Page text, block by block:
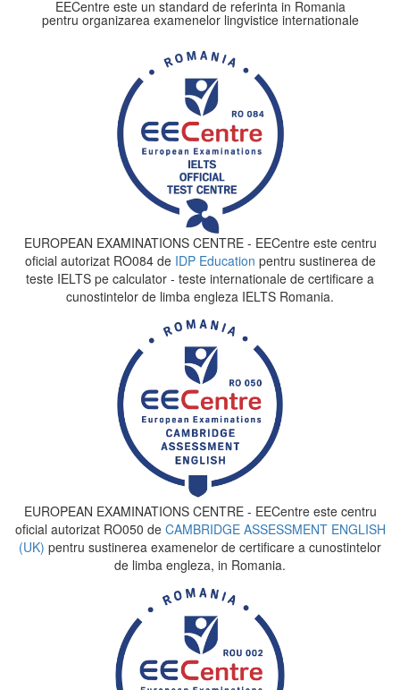
EECentre este un standard de referinta in Romania
pentru organizarea examenelor lingvistice internationale
EUROPEAN EXAMINATIONS CENTRE - EECentre este centru
oficial autorizat RO084 de IDP Education pentru sustinerea de
teste IELTS pe calculator - teste internationale de certificare a
cunostintelor de limba engleza IELTS Romania.
EUROPEAN EXAMINATIONS CENTRE - EECentre este centru
oficial autorizat RO050 de CAMBRIDGE ASSESSMENT ENGLISH
(UK) pentru sustinerea examenelor de certificare a cunostintelor
de limba engleza, in Romania.